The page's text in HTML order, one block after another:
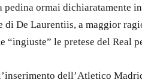
ormai dichiaratamente
di De Laurentiis, a maggior
“ingiuste” le pretese del Real
dell’Atletico